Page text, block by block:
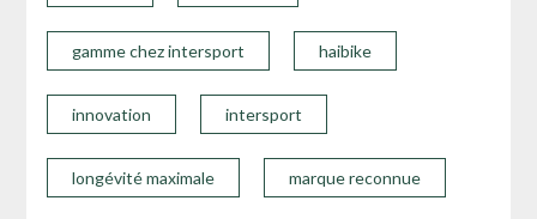
gamme chez intersport haibike
innovation intersport
longévité maximale marque reconnue